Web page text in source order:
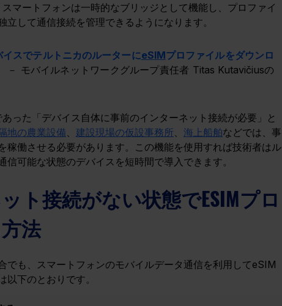
マートフォンは一時的なブリッジとして機能し、プロファイ
して通信接続を管理できるようになります。
スでテルトニカのルーターにeSIMプロファイルをダウンロ
－ モバイルネットワークグループ責任者 Titas Kutavičiusの
った「デバイス自体に事前のインターネット接続が必要」と
地の農業設備 建設現場の仮設事務所 海上船舶などでは、事
稼働させる必要があります。この機能を使用すれば技術者はル
可能な状態のデバイスを短時間で導入できます。
ト接続がない状態でESIMプロ
法
でも、スマートフォンのモバイルデータ通信を利用してeSIM
下のとおりです。